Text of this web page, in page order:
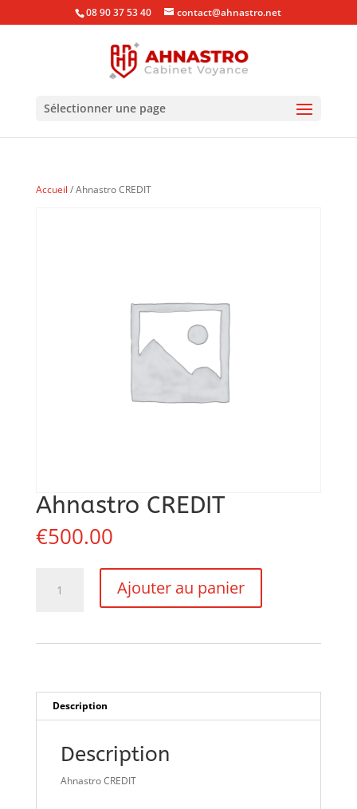
08 90 37 53 40 contact@ahnastro.net
Sélectionner une page
Accueil / Ahnastro CREDIT
Ahnastro CREDIT
€500.00
Ajouter au panier
Description
Description
Ahnastro CREDIT